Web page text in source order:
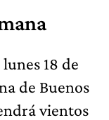
18 de
de Buenos
vientos